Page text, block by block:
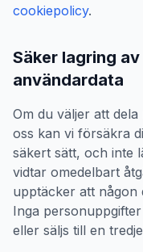
cookiepolicy.
Säker lagring
användardata
Om du väljer att
oss kan vi försäkra
säkert sätt, och inte
vidtar omedelbart
upptäcker att någon
Inga
eller säljs till en